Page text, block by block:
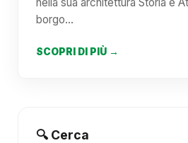
borgo…
SCOPRI DI PIÙ →
🔍 Cerca